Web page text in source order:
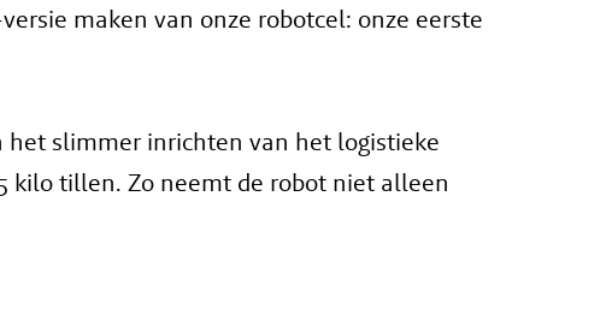
maken van onze robotcel: onze eerste
het slimmer inrichten van het logistieke
kilo tillen. Zo neemt de robot niet alleen